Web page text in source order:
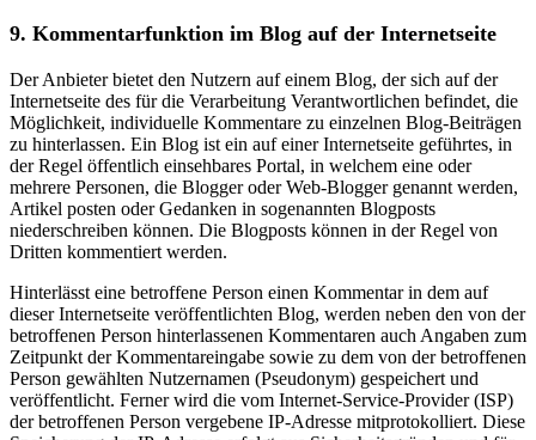
9. Kommentarfunktion im Blog auf der Internetseite
Der Anbieter bietet den Nutzern auf einem Blog, der sich auf der
Internetseite des für die Verarbeitung Verantwortlichen befindet, die
Möglichkeit, individuelle Kommentare zu einzelnen Blog-Beiträgen
zu hinterlassen. Ein Blog ist ein auf einer Internetseite geführtes, in
der Regel öffentlich einsehbares Portal, in welchem eine oder
mehrere Personen, die Blogger oder Web-Blogger genannt werden,
Artikel posten oder Gedanken in sogenannten Blogposts
niederschreiben können. Die Blogposts können in der Regel von
Dritten kommentiert werden.
Hinterlässt eine betroffene Person einen Kommentar in dem auf
dieser Internetseite veröffentlichten Blog, werden neben den von der
betroffenen Person hinterlassenen Kommentaren auch Angaben zum
Zeitpunkt der Kommentareingabe sowie zu dem von der betroffenen
Person gewählten Nutzernamen (Pseudonym) gespeichert und
veröffentlicht. Ferner wird die vom Internet-Service-Provider (ISP)
der betroffenen Person vergebene IP-Adresse mitprotokolliert. Diese